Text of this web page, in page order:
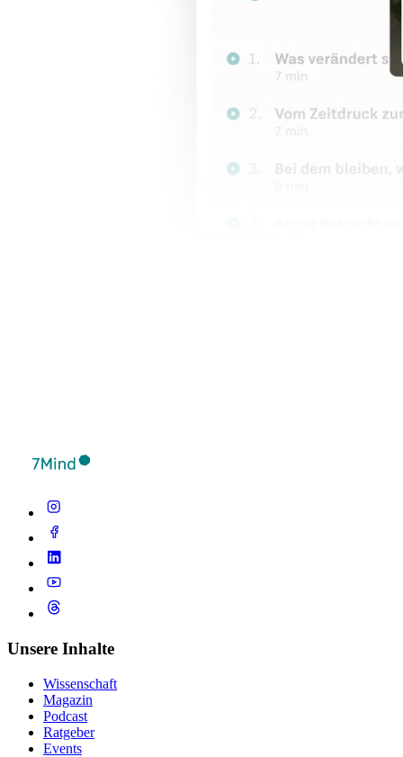
Unsere Inhalte
Wissenschaft
Magazin
Podcast
Ratgeber
Events